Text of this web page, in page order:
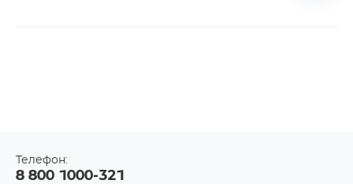
Телефон:
8 800 1000-321